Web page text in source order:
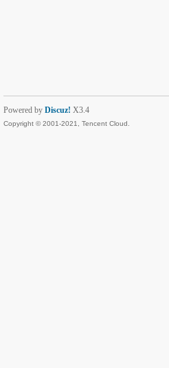
Powered by Discuz! X3.4
Copyright © 2001-2021, Tencent Cloud.